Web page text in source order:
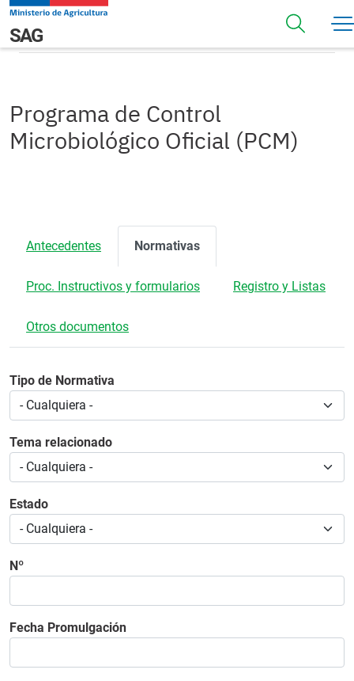
Pasar al contenido principal
Navegación principal
SAGNormativas
Programa de Control
Microbiológico Oficial (PCM)
Antecedentes Normativas
Proc. Instructivos y formularios Registro y Listas
Otros documentos
Tipo de Normativa
Tema relacionado
Estado
Nº
Fecha Promulgación